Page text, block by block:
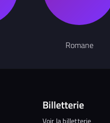
Romane
Billetterie
Voir la billetterie